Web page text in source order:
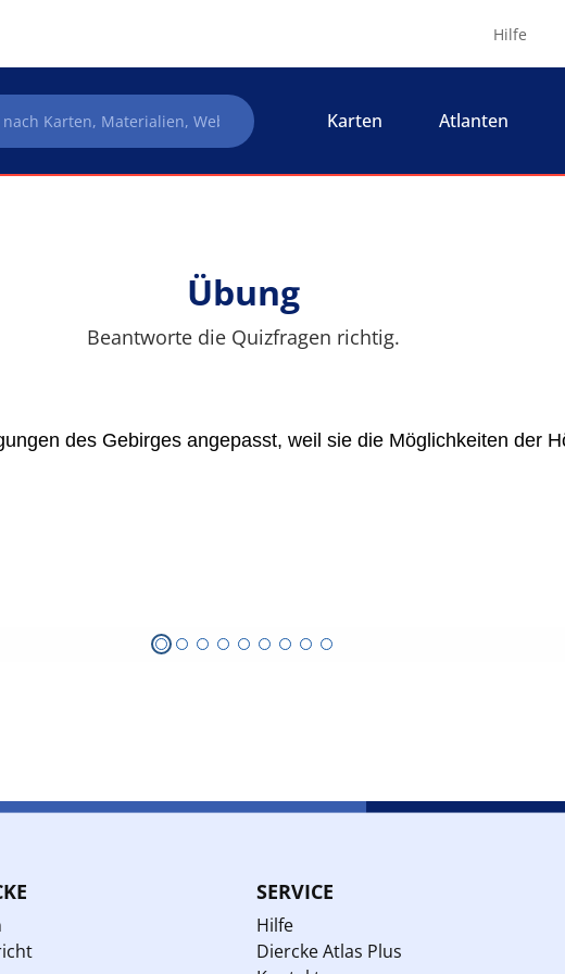
Hilfe
Karten Atlanten
Übung
Beantworte die Quizfragen richtig.
SERVICE
Hilfe
Diercke Atlas Plus